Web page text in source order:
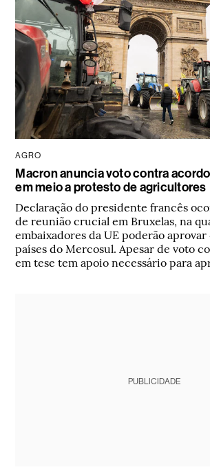
AGRO
Macron anuncia voto contra
em meio a protesto de agricultores
Declaração do presidente francês
de reunião crucial em Bruxelas, na
embaixadores da UE poderão
países do Mercosul. Apesar de voto
em tese tem apoio necessário para
PUBLICIDADE